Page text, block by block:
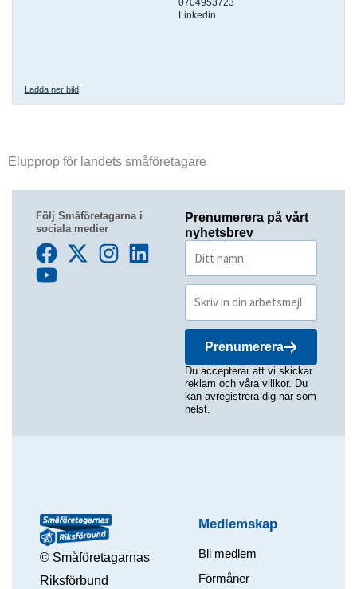
0704953723
Linkedin
Ladda ner bild
Elupprop för landets småföretagare
Följ Småföretagarna i
sociala medier
Prenumerera på vårt
nyhetsbrev
Prenumerera
Du accepterar att vi skickar
reklam och våra villkor. Du
kan avregistrera dig när som
helst.
© Småföretagarnas
Riksförbund
Medlemskap
Bli medlem
Förmåner